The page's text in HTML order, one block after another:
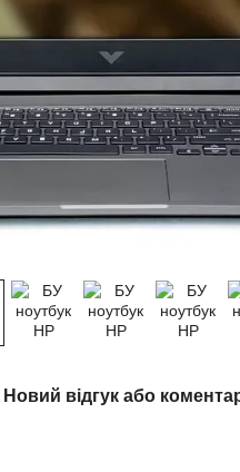
Новий відгук або